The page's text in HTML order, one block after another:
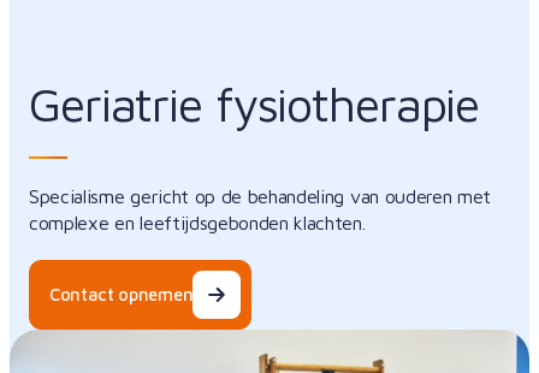
Geriatrie fysiotherapie
Specialisme gericht op de behandeling van ouderen met
complexe en leeftijdsgebonden klachten.
Contact opnemen